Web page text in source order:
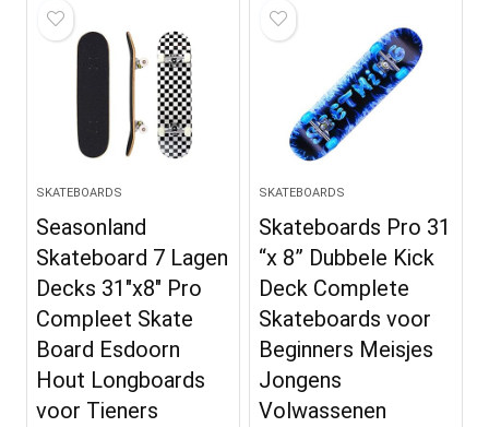
SKATEBOARDS
Seasonland
Skateboard 7 Lagen
Decks 31″x8″ Pro
Compleet Skate
Board Esdoorn
Hout Longboards
voor Tieners
SKATEBOARDS
Skateboards Pro 31
“x 8” Dubbele Kick
Deck Complete
Skateboards voor
Beginners Meisjes
Jongens
Volwassenen